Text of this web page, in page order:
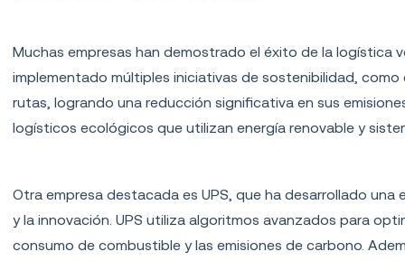
Muchas empresas han demostrado el éxito de la logística
implementado múltiples iniciativas de sostenibilidad,
rutas, logrando una reducción significativa en sus
logísticos ecológicos que utilizan energía renovable y
Otra empresa destacada es UPS, que ha desarrollado
y la innovación. UPS utiliza algoritmos avanzados para
consumo de combustible y las emisiones de carbono.